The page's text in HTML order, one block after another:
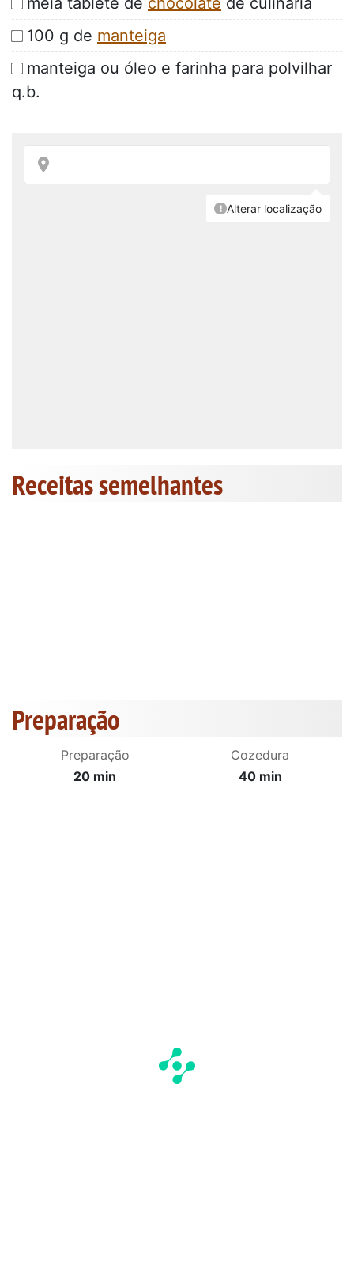
100 g de manteiga
manteiga ou óleo e farinha para polvilhar
q.b.
Receitas semelhantes
Preparação
Preparação
20 min
Cozedura
40 min